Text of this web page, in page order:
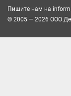
Пишите нам на
© 2005 — 2026 ООО